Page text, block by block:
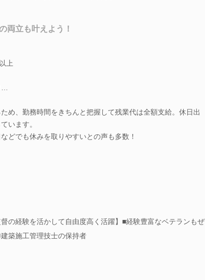
両立も叶えよう！
上
め、勤務時間をきちんと把握して残業代は全額支給。休日出
います。
どでも休みを取りやすいとの声も多数！
督の経験を活かして自由度高く活躍】■経験豊富なベテランもぜ
築施工管理技士の保持者